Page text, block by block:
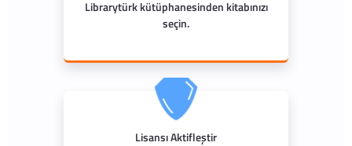
Librarytürk kütüphanesinden kitabınızı
seçin.
Lisansı Aktifleştir